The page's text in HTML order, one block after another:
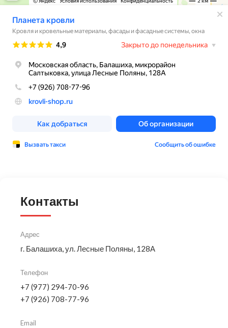
Контакты
Адрес
г. Балашиха, ул. Лесные Поляны, 128А
Телефон
+7 (977) 294-70-96
+7 (926) 708-77-96
Email